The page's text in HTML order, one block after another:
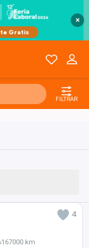
×
FILTRAR
4
167000 km